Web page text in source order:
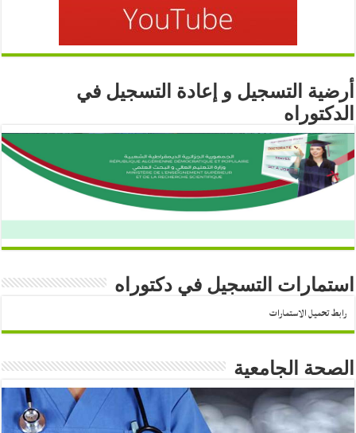
أرضية التسجيل و إعادة التسجيل في
الدكتوراه
استمارات التسجيل في دكتوراه
رابط تحميل الاستمارات
الصحة الجامعية